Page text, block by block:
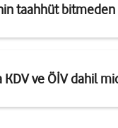
taahhüt bitmeden
KDV ve ÖİV dahil